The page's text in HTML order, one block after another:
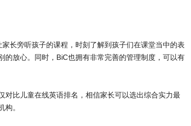
旁听孩子的课程，时刻了解到孩子们在课堂当中的表
的放心。同时，BiC也拥有非常完善的管理制度，可以有
比儿童在线英语排名，相信家长可以选出综合实力最
构。